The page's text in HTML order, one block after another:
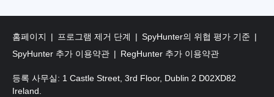
홈페이지 프로그램 제거 단계
SpyHunter의 위협 평가 기준
SpyHunter 추가 이용약관
RegHunter 추가 이용약관
등록 사무실: 1 Castle Street, 3rd Floor, Dublin 2 D02XD82
Ireland.